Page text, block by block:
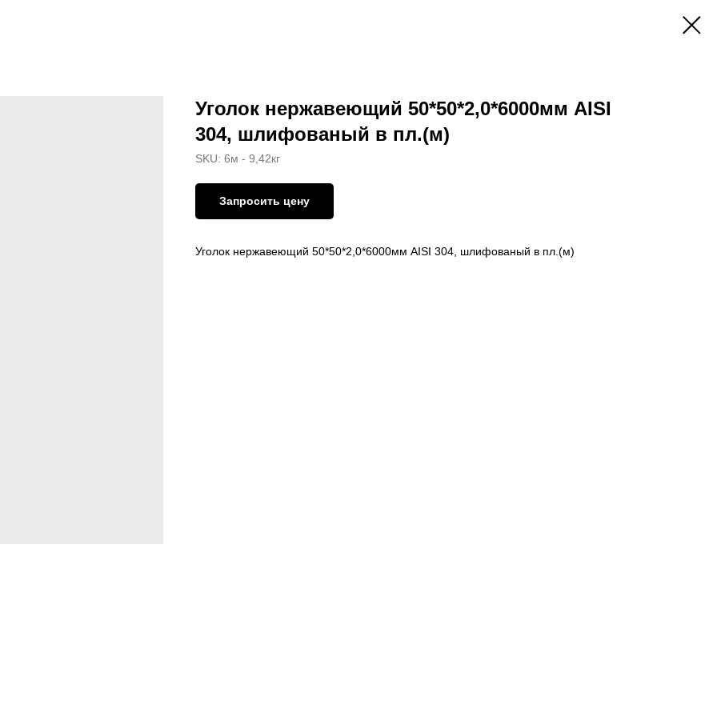
Уголок нержавеющий 50*50*2,0*6000мм AISI
304, шлифованый в пл.(м)
SKU: 6м - 9,42кг
Запросить цену
Уголок нержавеющий 50*50*2,0*6000мм AISI 304, шлифованый в пл.(м)